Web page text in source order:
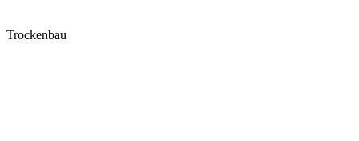
Trockenbau